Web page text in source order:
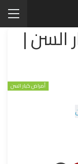
السن |
أمراض كبار السن